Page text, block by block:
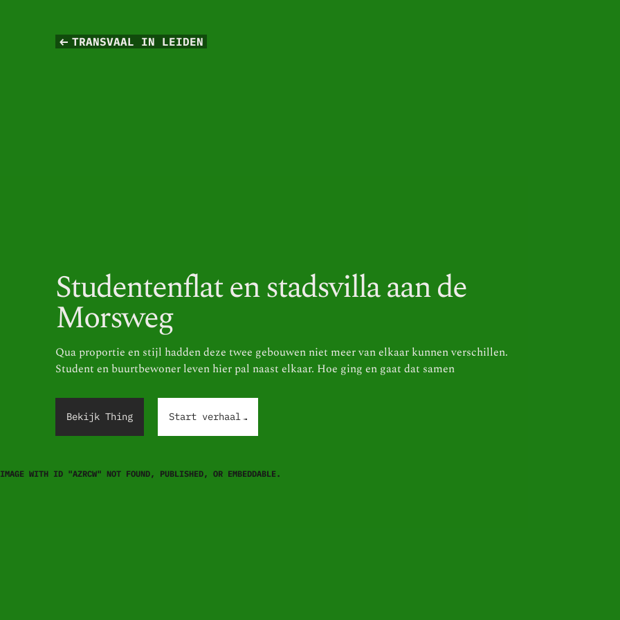
IMAGE WITH ID "AZRCW" NOT FOUND, PUBLISHED, OR EMBEDDABLE.
TRANSVAAL IN LEIDEN
Studentenflat en stadsvilla aan de
Morsweg
Qua proportie en stijl hadden deze twee gebouwen niet meer van elkaar kunnen verschillen.
Student en buurtbewoner leven hier pal naast elkaar. Hoe ging en gaat dat samen
Bekijk Thing Start verhaal...